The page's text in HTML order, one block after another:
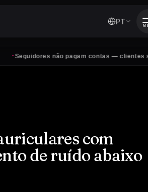
não pagam contas — clientes sim
PT
com
de ruído abaixo